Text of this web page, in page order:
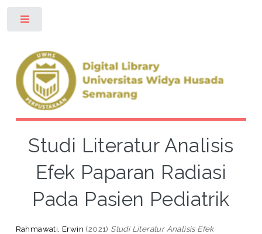
Studi Literatur Analisis
Efek Paparan Radiasi
Pada Pasien Pediatrik
Rahmawati, Erwin (2021) Studi Literatur Analisis Efek